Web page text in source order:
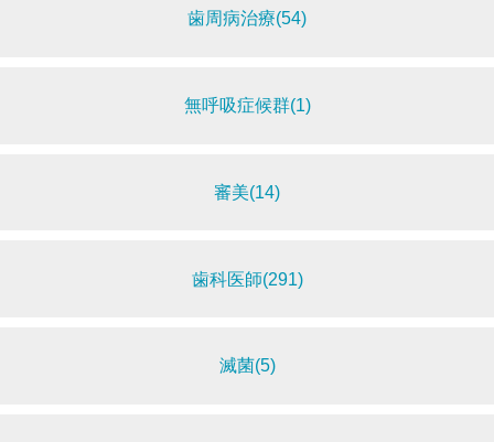
歯周病治療(54)
無呼吸症候群(1)
審美(14)
歯科医師(291)
滅菌(5)